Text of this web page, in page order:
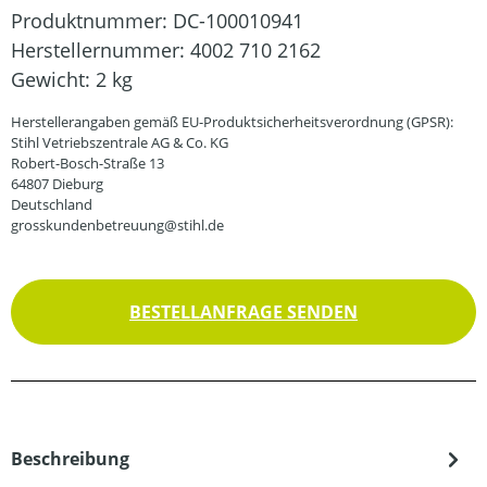
Produktnummer: DC-100010941
Herstellernummer: 4002 710 2162
Gewicht: 2 kg
Herstellerangaben gemäß EU-Produktsicherheitsverordnung (GPSR):
Stihl Vetriebszentrale AG & Co. KG
Robert-Bosch-Straße 13
64807 Dieburg
Deutschland
grosskundenbetreuung@stihl.de
BESTELLANFRAGE SENDEN
Beschreibung